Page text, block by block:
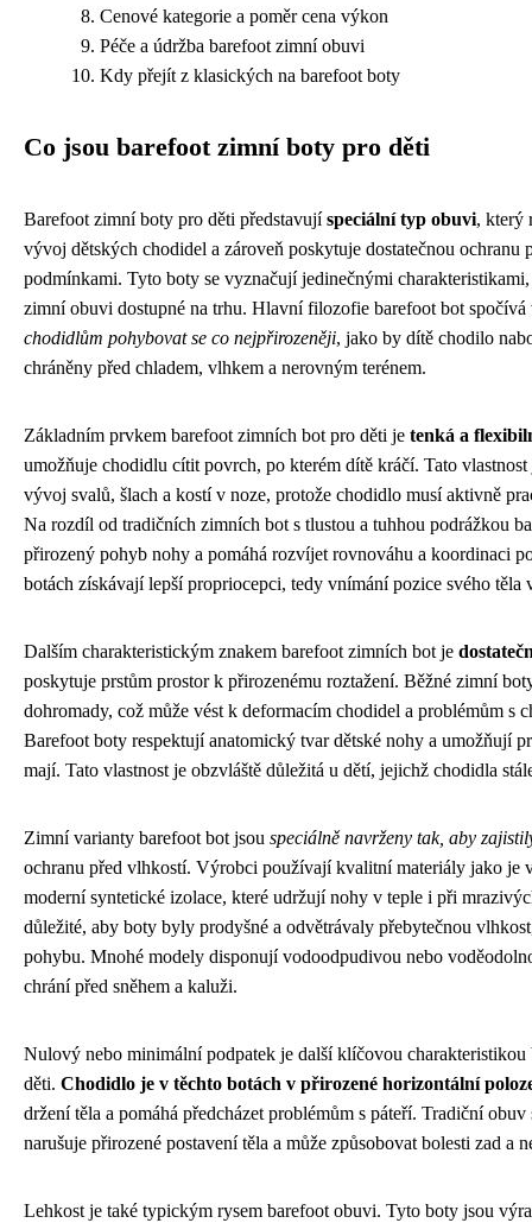
Cenové kategorie a poměr cena výkon
Péče a údržba barefoot zimní obuvi
Kdy přejít z klasických na barefoot boty
Co jsou barefoot zimní boty pro děti
Barefoot zimní boty pro děti představujíspeciální typ obuvi, který
vývoj dětských chodidel a zároveň poskytuje dostatečnou ochranu
podmínkami. Tyto boty se vyznačují jedinečnými
zimní obuvi dostupné na trhu. Hlavní filozofie barefoot bot
chodidlům pohybovat se co nejpřirozeněji, jako by dítě chodilo
chráněny před chladem, vlhkem a nerovným terénem.
Základním prvkem barefoot zimních bot pro děti je tenká a
umožňuje chodidlu cítit povrch, po kterém dítě kráčí. Tato
vývoj svalů, šlach a kostí v noze, protože chodidlo musí aktivně
Na rozdíl od tradičních zimních bot s tlustou a tuhhou podrážkou
přirozený pohyb nohy a pomáhá rozvíjet rovnováhu a koordinaci
botách získávají lepší propriocepci, tedy vnímání pozice svého těla
Dalším charakteristickým znakem barefoot zimních bot je
poskytuje prstům prostor k přirozenému roztažení. Běžné zimní
dohromady, což může vést k deformacím chodidel a problémům s
Barefoot boty respektují anatomický tvar dětské nohy a umožňují
mají. Tato vlastnost je obzvláště důležitá u dětí, jejichž chodidla
Zimní varianty barefoot bot jsou speciálně navrženy tak, aby
ochranu před vlhkostí. Výrobci používají kvalitní materiály jako je
moderní syntetické izolace, které udržují nohy v teple i při
důležité, aby boty byly prodyšné a odvětrávaly přebytečnou
pohybu. Mnohé modely disponují vodoodpudivou nebo
chrání před sněhem a kaluži.
Nulový nebo minimální podpatek je další klíčovou
děti. Chodidlo je v těchto botách v přirozené horizontální
držení těla a pomáhá předcházet problémům s páteří. Tradiční
narušuje přirozené postavení těla a může způsobovat bolesti zad a
Lehkost je také typickým rysem barefoot obuvi. Tyto boty jsou